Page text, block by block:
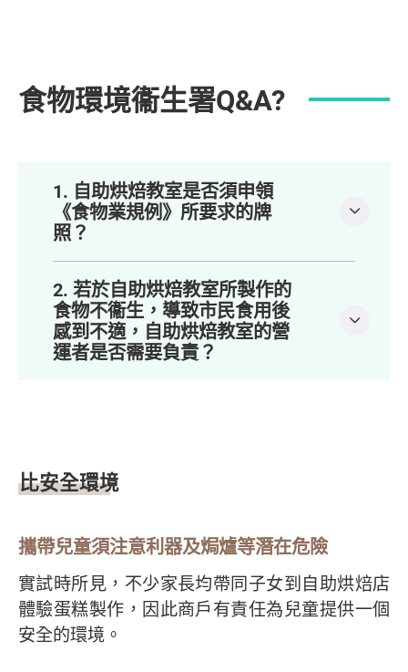
食物環境衞生署Q&A?
1. 自助烘焙教室是否須申領
《食物業規例》所要求的牌
照？
2. 若於自助烘焙教室所製作的
食物不衞生，導致市民食用後
感到不適，自助烘焙教室的營
運者是否需要負責？
比安全環境
攜帶兒童須注意利器及焗爐等潛在危險
實試時所見，不少家長均帶同子女到自助烘焙店
體驗蛋糕製作，因此商戶有責任為兒童提供一個
安全的環境。